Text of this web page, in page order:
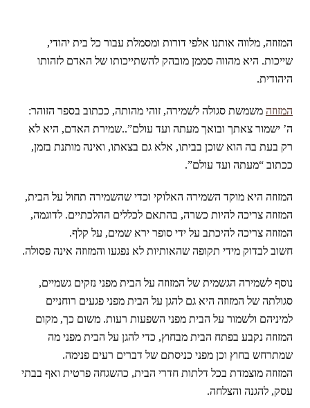
המזוזה, מלווה אותנו אלפי דורות ומסמלת עבור כל בית יהודי,
שייכות. היא מהווה סממן מובהק להשתייכותו של האדם לזהותו
היהודית.
המזוזה משמשת סגולה לשמירה, זוהי מהותה, ככתוב בספר הזוהר:
ה’ ישמור צאתך ובואך מעתה ועד עולם”..שמירת האדם, היא לא
רק בעת בה הוא שוכן בביתו, אלא גם בצאתו, ואינה מותנת בזמן,
ככתוב “מעתה ועד עולם”.
המזוזה היא מוקד השמירה האלוקי וכדי שהשמירה תחול על הבית,
המזוזה צריכה להיות כשרה, בהתאם לכללים ההלכתיים. לדוגמה,
המזוזה צריכה להיכתב על ידי סופר ירא שמים, על קלף.
חשוב לבדוק מידי תקופה שהאותיות לא נפגעו והמזוזה אינה פסולה.
נוסף לשמירה הגשמית של המזוזה על הבית מפני נזקים גשמיים,
סגולתה של המזוזה היא גם להגן על הבית מפני פגעים רוחניים
למיניהם ולשמור על הבית מפני השפעות רעות. משום כך, מקום
המזוזה נקבע בפתח הבית מבחוץ, כדי להגן על הבית מפני מה
שמתרחש בחוץ וכן מפני כניסתם של דברים רעים פנימה.
המזוזה מוצמדת בכל דלתות חדרי הבית, כהשגחה פרטית ואף בבתי
עסק, להגנה והצלחה.